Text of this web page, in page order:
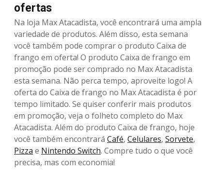
ofertas
Na loja Max Atacadista, você encontrará uma ampla
variedade de produtos. Além disso, esta semana
você também pode comprar o produto Caixa de
frango em oferta! O produto Caixa de frango em
promoção pode ser comprado no Max Atacadista
esta semana. Não perca tempo, aproveite logo! A
oferta do Caixa de frango no Max Atacadista é por
tempo limitado. Se quiser conferir mais produtos
em promoção, veja o folheto completo do Max
Atacadista. Além do produto Caixa de frango, hoje
você também encontrará Café, Celulares, Sorvete,
Pizza e Nintendo Switch. Compre tudo o que você
precisa, mas com economia!